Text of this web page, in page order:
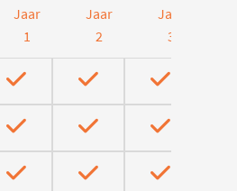
Jaar
1
Jaar
2
Jaar
3